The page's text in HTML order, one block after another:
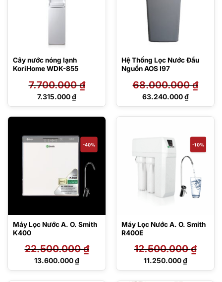
Cây nước nóng lạnh
KoriHome WDK-855
7.700.000₫
Giá
7.315.000₫
Giá
7.315.000 ₫.
Hệ Thống Lọc Nước Đầu
Nguồn AOS I97
68.000.000₫
Giá
63.240.000₫
Giá
63.240.000 ₫.
-40%
Máy Lọc Nước A. O. Smith
K400
22.500.000₫
Giá
13.600.000₫
Giá
-10%
Máy Lọc Nước A. O. Smith
R400E
12.500.000₫
Giá
11.250.000₫
Giá